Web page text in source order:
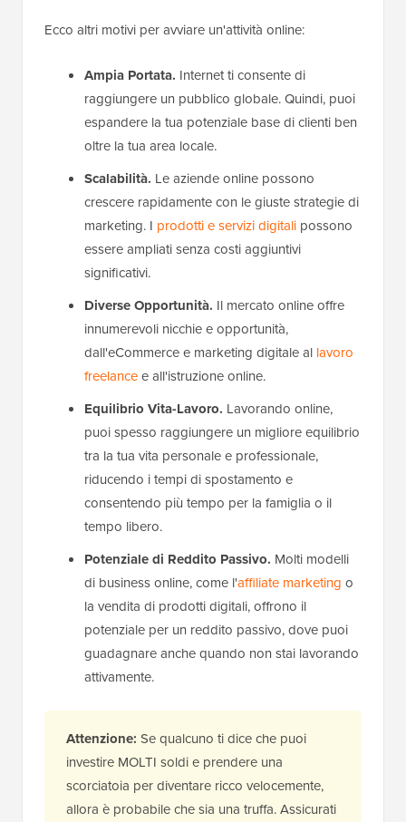
Ecco altri motivi per avviare un'attività online:
Ampia Portata. Internet ti consente di
raggiungere un pubblico globale. Quindi, puoi
espandere la tua potenziale base di clienti ben
oltre la tua area locale.
Scalabilità. Le aziende online possono
crescere rapidamente con le giuste strategie di
marketing. I prodotti e servizi digitali possono
essere ampliati senza costi aggiuntivi
significativi.
Diverse Opportunità. Il mercato online offre
innumerevoli nicchie e opportunità,
dall'eCommerce e marketing digitale al lavoro
freelancee all'istruzione online.
Equilibrio Vita-Lavoro. Lavorando online,
puoi spesso raggiungere un migliore equilibrio
tra la tua vita personale e professionale,
riducendo i tempi di spostamento e
consentendo più tempo per la famiglia o il
tempo libero.
Potenziale di Reddito Passivo. Molti modelli
di business online, come l'affiliate marketing o
la vendita di prodotti digitali, offrono il
potenziale per un reddito passivo, dove puoi
guadagnare anche quando non stai lavorando
attivamente.
Attenzione: Se qualcuno ti dice che puoi
investire MOLTI soldi e prendere una
scorciatoia per diventare ricco velocemente,
allora è probabile che sia una truffa. Assicurati